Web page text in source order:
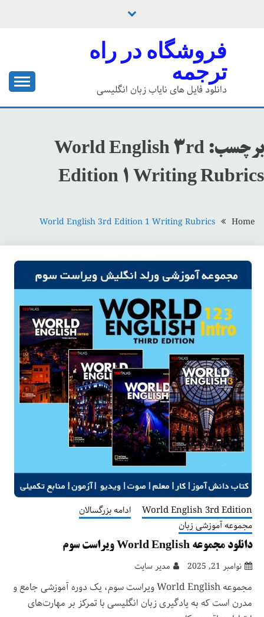
فروشگاه در راه
ترجمه
دانلود فایل های نایاب زبان انگلیسی
برچسب: World English 3rd
Edition 1 Writing Rubrics
Home
World English 3rd Edition 1 Writing Rubrics
World English 3rd Edition
ادامه بزرگسالان
مجموعه آموزشی زبان
دانلود مجموعه World English ویراست سوم
نوامبر 21, 2025 مدیر سایت
مجموعه World English ویراست سوم، یک دوره آموزشی جامع و
مدرن است که به یادگیری زبان انگلیسی با تمرکز بر مهارت‌های